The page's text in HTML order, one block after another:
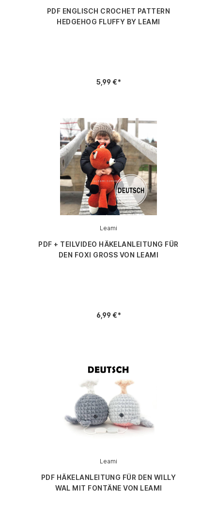
PDF ENGLISCH CROCHET PATTERN
HEDGEHOG FLUFFY BY LEAMI
5,99 €*
Leami
PDF + TEILVIDEO HÄKELANLEITUNG FÜR
DEN FOXI GROSS VON LEAMI
6,99 €*
Leami
PDF HÄKELANLEITUNG FÜR DEN WILLY
WAL MIT FONTÄNE VON LEAMI